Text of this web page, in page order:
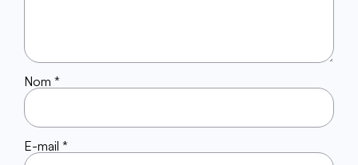
Nom *
E-mail *